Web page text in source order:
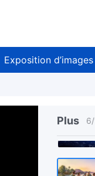
Exposition d’images
Plus 6/